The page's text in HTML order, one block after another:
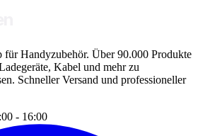
für Handyzubehör. Über 90.000 Produkte
Kabel und mehr zu
Schneller Versand und professioneller
- 16:00